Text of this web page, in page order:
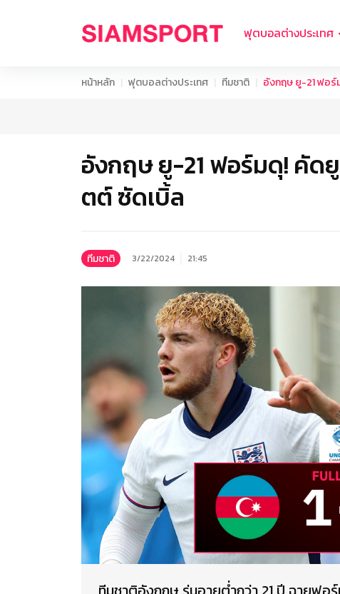
ฟุตบอลต่างประเทศ
หน้าหลัก ฟุตบอลต่างประเทศ ทีมชาติ อังกฤษ ยู-21 ฟอร์
อังกฤษ ยู-21 ฟอร์มดุ! คัดยู
ตต์ ซัดเบิ้ล
ทีมชาติ 3/22/2024 21:45